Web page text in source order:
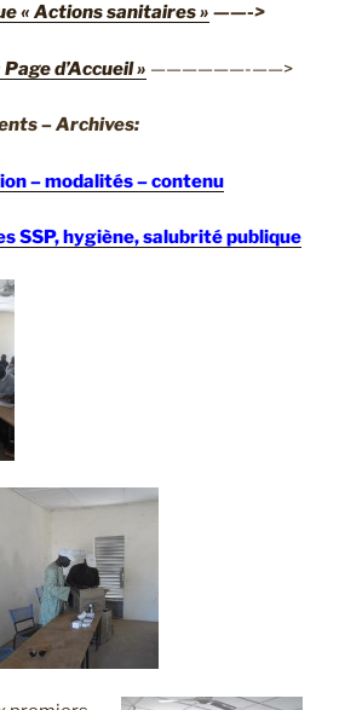
« Actions sanitaires » ——->
d’Accueil » ——————-——>
– Archives:
– modalités – contenu
SSP, hygiène, salubrité publique